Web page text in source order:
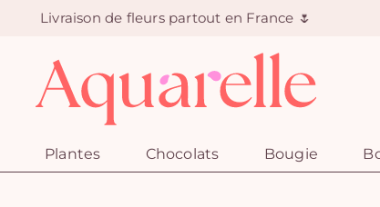
Livraison de fleurs partout en France 🌷
Plantes Chocolats Bougie